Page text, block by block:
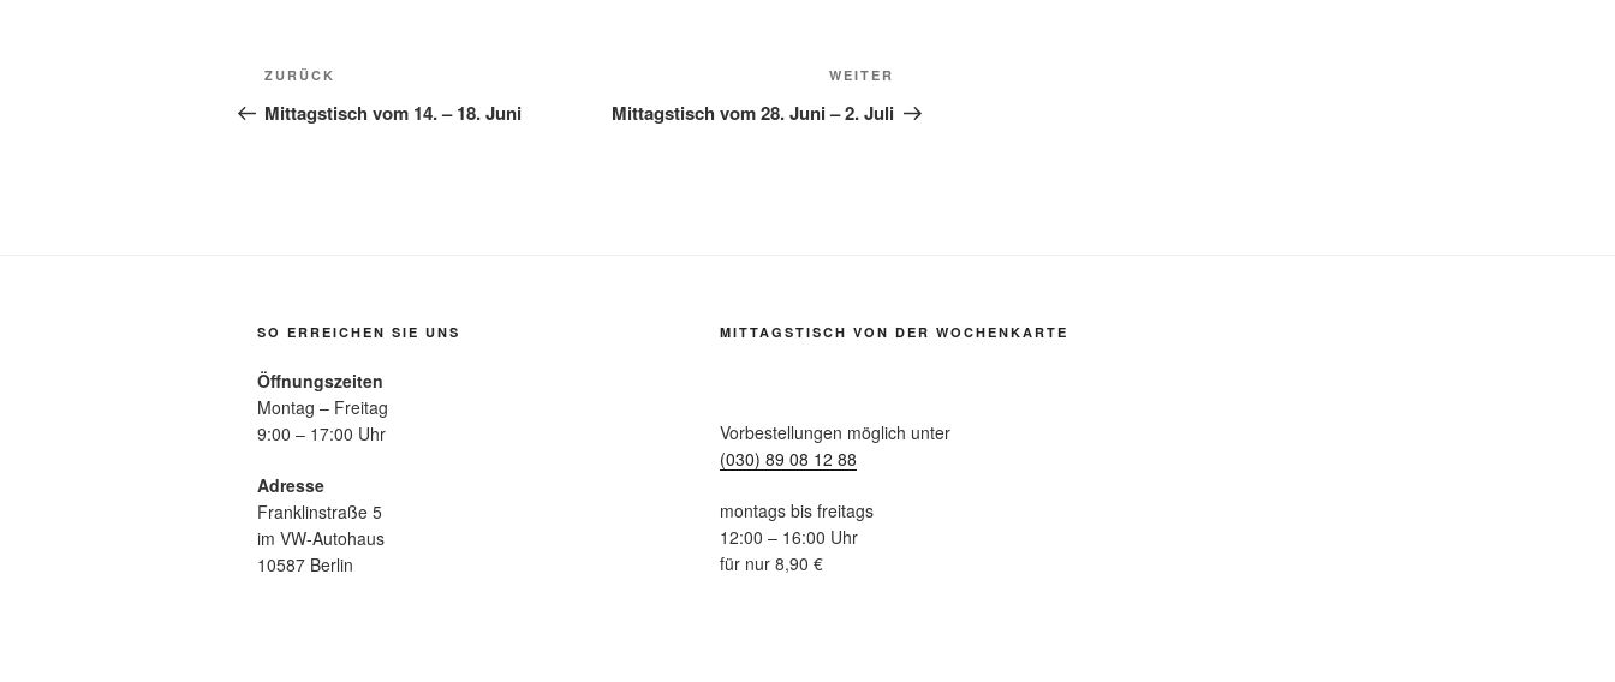
Beitragsnavigation
Vorheriger
Beitrag
ZURÜCK
Mittagstisch vom 14. – 18. Juni
Beitrag
WEITER
Mittagstisch vom 28. Juni – 2. Juli
SO ERREICHEN SIE UNS
Öffnungszeiten
Montag – Freitag
9:00 – 17:00 Uhr
Adresse
Franklinstraße 5
im VW-Autohaus
10587 Berlin
MITTAGSTISCH VON DER WOCHENKARTE
Vorbestellungen möglich unter
(030) 89 08 12 88
montags bis freitags
12:00 – 16:00 Uhr
für nur 8,90 €